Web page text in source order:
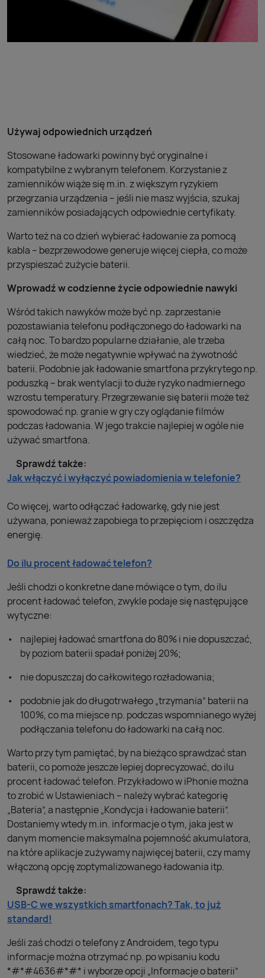
Używaj odpowiednich urządzeń
Stosowane ładowarki powinny być oryginalne i
kompatybilne z wybranym telefonem. Korzystanie z
zamienników wiąże się m.in. z większym ryzykiem
przegrzania urządzenia – jeśli nie masz wyjścia, szukaj
zamienników posiadających odpowiednie certyfikaty.
Warto też na co dzień wybierać ładowanie za pomocą
kabla – bezprzewodowe generuje więcej ciepła, co może
przyspieszać zużycie baterii.
Wprowadź w codzienne życie odpowiednie nawyki
Wśród takich nawyków może być np. zaprzestanie
pozostawiania telefonu podłączonego do ładowarki na
całą noc. To bardzo popularne działanie, ale trzeba
wiedzieć, że może negatywnie wpływać na żywotność
baterii. Podobnie jak ładowanie smartfona przykrytego np.
poduszką – brak wentylacji to duże ryzyko nadmiernego
wzrostu temperatury. Przegrzewanie się baterii może też
spowodować np. granie w gry czy oglądanie filmów
podczas ładowania. W jego trakcie najlepiej w ogóle nie
używać smartfona.
Sprawdź także:
Jak włączyć i wyłączyć powiadomienia w telefonie?
Co więcej, warto odłączać ładowarkę, gdy nie jest
używana, ponieważ zapobiega to przepięciom i oszczędza
energię.
Do ilu procent ładować telefon?
Jeśli chodzi o konkretne dane mówiące o tym, do ilu
procent ładować telefon, zwykle podaje się następujące
wytyczne:
najlepiej ładować smartfona do 80% i nie dopuszczać,
by poziom baterii spadał poniżej 20%;
nie dopuszczaj do całkowitego rozładowania;
podobnie jak do długotrwałego „trzymania” baterii na
100%, co ma miejsce np. podczas wspomnianego wyżej
podłączania telefonu do ładowarki na całą noc.
Warto przy tym pamiętać, by na bieżąco sprawdzać stan
baterii, co pomoże jeszcze lepiej doprecyzować, do ilu
procent ładować telefon. Przykładowo w iPhonie można
to zrobić w Ustawieniach – należy wybrać kategorię
„Bateria”, a następnie „Kondycja i ładowanie baterii”.
Dostaniemy wtedy m.in. informacje o tym, jaka jest w
danym momencie maksymalna pojemność akumulatora,
na które aplikacje zużywamy najwięcej baterii, czy mamy
włączoną opcję zoptymalizowanego ładowania itp.
Sprawdź także:
USB-C we wszystkich smartfonach? Tak, to już
standard!
Jeśli zaś chodzi o telefony z Androidem, tego typu
informacje można otrzymać np. po wpisaniu kodu
*#*#4636#*#* i wyborze opcji „Informacje o baterii”